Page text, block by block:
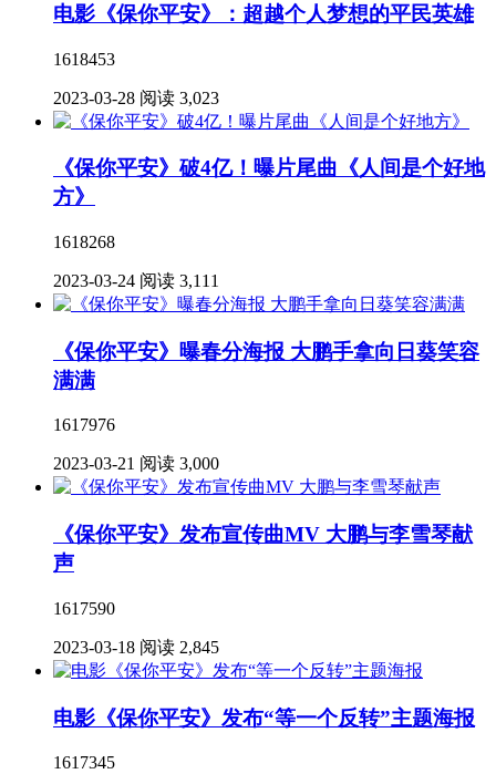
电影《保你平安》：超越个人梦想的平民英雄
1618453
2023-03-28 阅读 3,023
《保你平安》破4亿！曝片尾曲《人间是个好地
方》
1618268
2023-03-24 阅读 3,111
《保你平安》曝春分海报 大鹏手拿向日葵笑容
满满
1617976
2023-03-21 阅读 3,000
《保你平安》发布宣传曲MV 大鹏与李雪琴献
声
1617590
2023-03-18 阅读 2,845
电影《保你平安》发布“等一个反转”主题海报
1617345